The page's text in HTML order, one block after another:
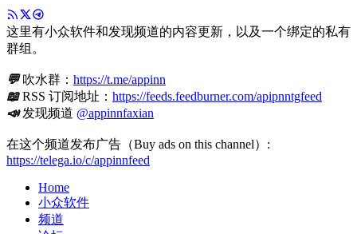
这里有小众软件和发现频道的内容更新，以及一个绑定的私有
群组。
💬吹水群： https://t.me/appinn
📖RSS 订阅地址： https://feeds.feedburner.com/apipnntgfeed
📣发现频道 @appinnfaxian
在这个频道发布广告（Buy ads on this channel）:
https://telega.io/c/appinnfeed
Home
小众软件
频道